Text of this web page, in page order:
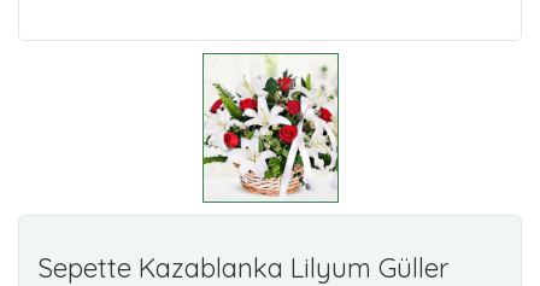
Sepette Kazablanka Lilyum Güller